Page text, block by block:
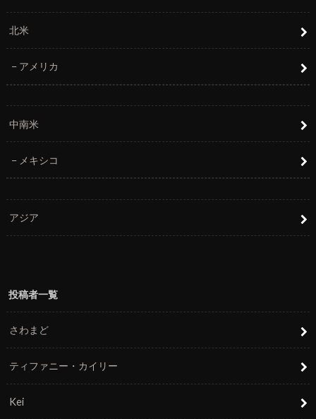
北米
アメリカ
中南米
メキシコ
アジア
投稿者一覧
さわまど
ティファニー・カイリー
Kei